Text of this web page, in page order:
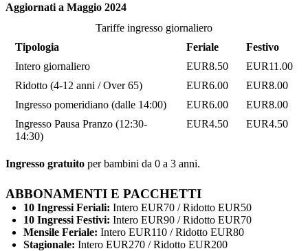
Aggiornati a Maggio 2024
Tariffe ingresso giornaliero
Tipologia
Feriale
Festivo
Intero giornaliero
EUR8.50
EUR11.00
Ridotto (4-12 anni / Over 65)
EUR6.00
EUR8.00
Ingresso pomeridiano (dalle 14:00)
EUR6.00
EUR8.00
Ingresso Pausa Pranzo (12:30-
14:30)
EUR4.50 EUR4.50
Ingresso gratuito per bambini da 0 a 3 anni.
ABBONAMENTI E PACCHETTI
10 Ingressi Feriali: Intero EUR70 / Ridotto EUR50
10 Ingressi Festivi: Intero EUR90 / Ridotto EUR70
Mensile Feriale: Intero EUR110 / Ridotto EUR80
Stagionale: Intero EUR270 / Ridotto EUR200